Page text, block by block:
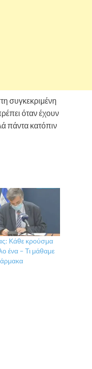
συγκεκριμένη
όταν έχουν
πάντα κατόπιν
Κάθε κρούσμα
ένα – Τι μάθαμε